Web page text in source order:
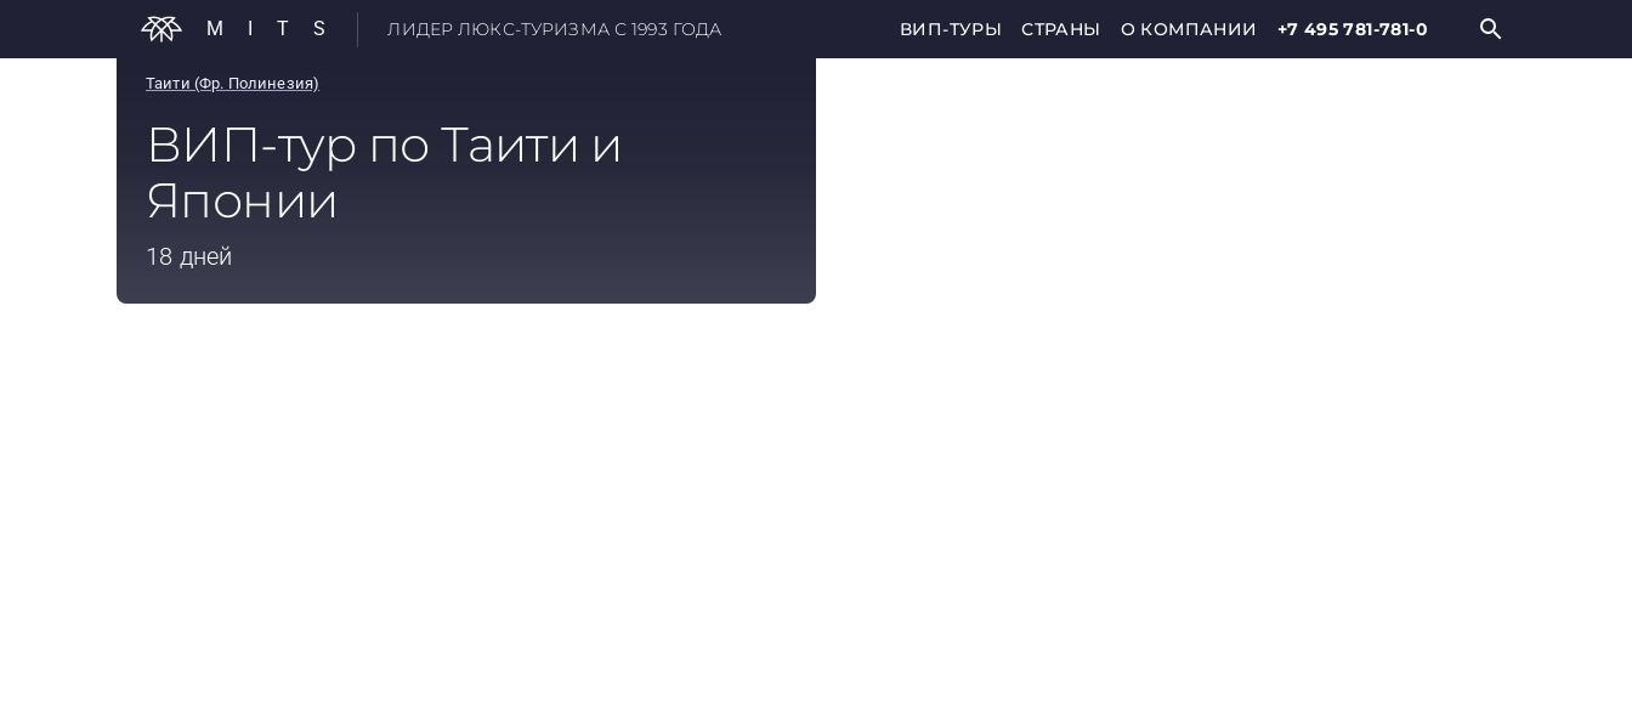
MITS ЛИДЕР ЛЮКС-ТУРИЗМА С 1993 ГОДА ВИП-ТУРЫ СТРАНЫ О КОМПАНИИ +7 495 781-781-0
Таити (Фр. Полинезия)
ВИП-тур по Таити и
Японии
18 дней